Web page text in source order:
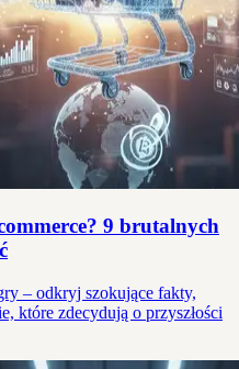
9 brutalnych
– odkryj szokujące fakty,
które zdecydują o przyszłości